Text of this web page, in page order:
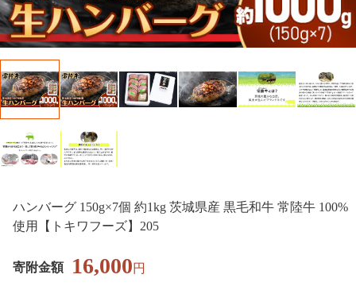
ハンバーグ 150g×7個 約1kg 茨城県産 黒毛和牛 常陸牛 100%
使用【トキワフーズ】205
寄附金額 16,000円